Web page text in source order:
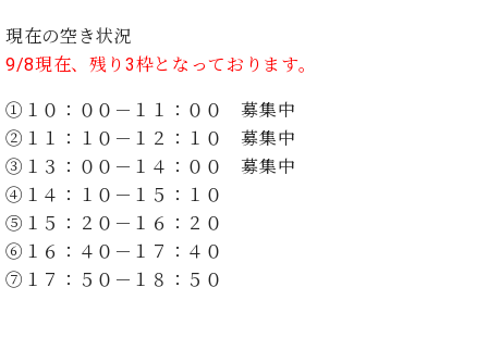
ノ
ベ
ヒ
シ
ュ
ン
レ
タル
ル・
ジオ
空き
状況
動
画
収
サ
現在の空き状況
9/8現在、残り3枠となっております。
①１０：００－１１：００ 募集中
②１１：１０－１２：１０ 募集中
③１３：００－１４：００ 募集中
④１４：１０－１５：１０
⑤１５：２０－１６：２０
⑥１６：４０－１７：４０
⑦１７：５０－１８：５０